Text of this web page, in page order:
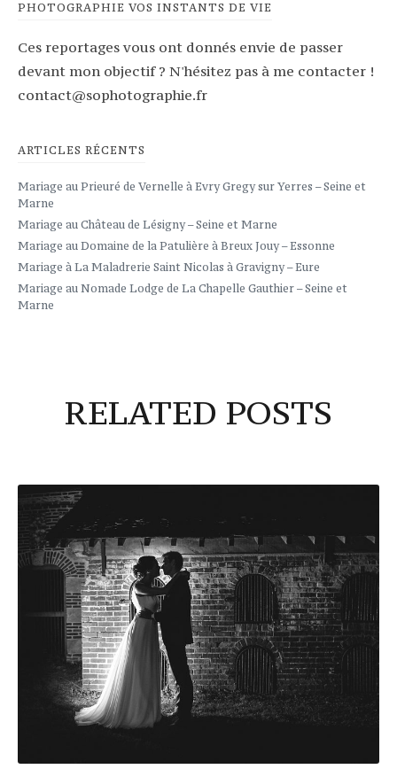
PHOTOGRAPHIE VOS INSTANTS DE VIE
Ces reportages vous ont donnés envie de passer
devant mon objectif ? N'hésitez pas à me contacter !
contact@sophotographie.fr
ARTICLES RÉCENTS
Mariage au Prieuré de Vernelle à Evry Gregy sur Yerres – Seine et
Marne
Mariage au Château de Lésigny – Seine et Marne
Mariage au Domaine de la Patulière à Breux Jouy – Essonne
Mariage à La Maladrerie Saint Nicolas à Gravigny – Eure
Mariage au Nomade Lodge de La Chapelle Gauthier – Seine et
Marne
RELATED POSTS